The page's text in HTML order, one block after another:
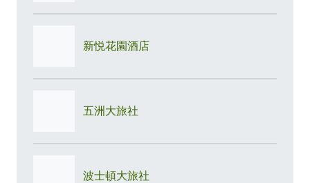
新悦花園酒店
五洲大旅社
波士頓大旅社